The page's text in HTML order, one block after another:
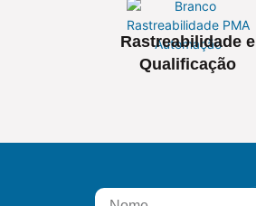
Rastreabilidade e
Qualificação